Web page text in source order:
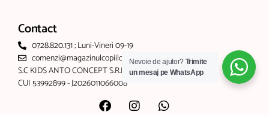
Contact
0728.820.131 ; Luni-Vineri 09-19
comenzi@magazinulcopiilor.com
S.C KIDS ANTO CONCEPT S.R.L
CUI 53992899 - J2026011066008
Nevoie de ajutor? Trimite
un mesaj pe WhatsApp